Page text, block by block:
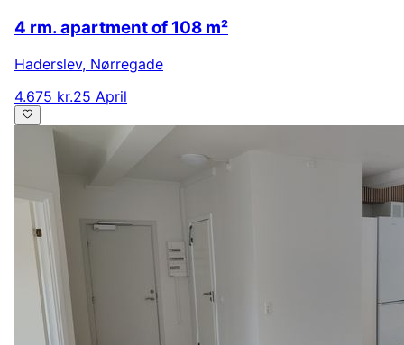
4 rm. apartment of 108 m²
Haderslev, Nørregade
4.675 kr.25 April